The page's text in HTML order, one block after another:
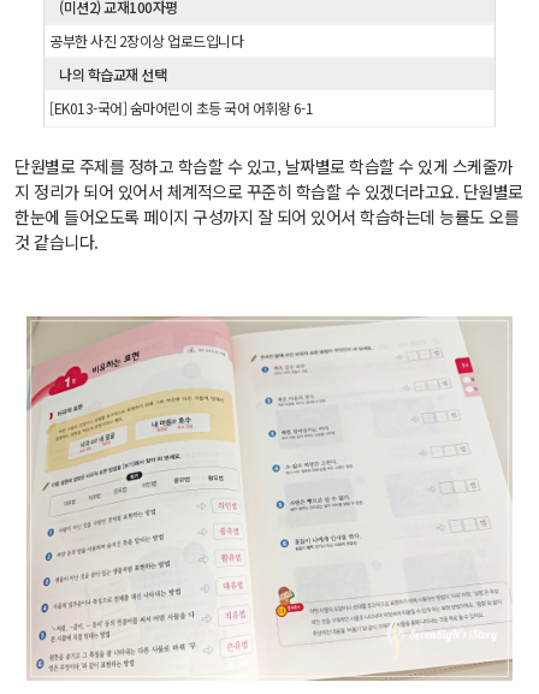
(미션2) 교재100자평
공부한 사진 2장이상 업로드입니다
나의 학습교재 선택
[EK013-국어] 숨마어린이 초등 국어 어휘왕 6-1
단원별로 주제를 정하고 학습할 수 있고, 날짜별로 학습할 수 있게 스케줄까
지 정리가 되어 있어서 체계적으로 꾸준히 학습할 수 있겠더라고요. 단원별로
한눈에 들어오도록 페이지 구성까지 잘 되어 있어서 학습하는데 능률도 오를
것 같습니다.